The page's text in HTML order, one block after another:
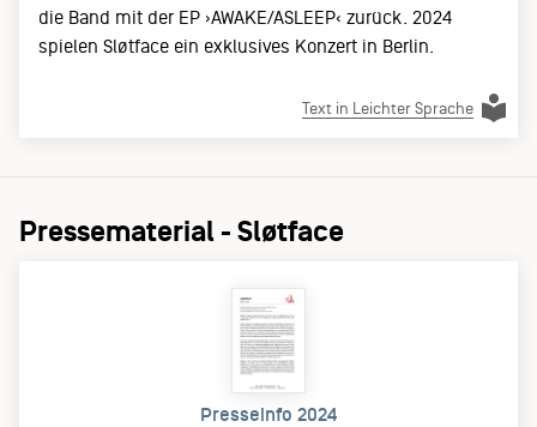
die Band mit der EP ›AWAKE/ASLEEP‹ zurück. 2024
spielen Sløtface ein exklusives Konzert in Berlin.
Text in Leichter Sprache
Pressematerial - Sløtface
Presseinfo 2024